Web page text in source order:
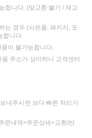
합니다. (맞교환 불가 / 재고
는 경우 (사은품, 패키지, 포
합니다.
품이 불가능합니다.
주소가 상이하니 고객센터
내주시면 보다 빠른 처리가
문내역>주문상세>교환/반